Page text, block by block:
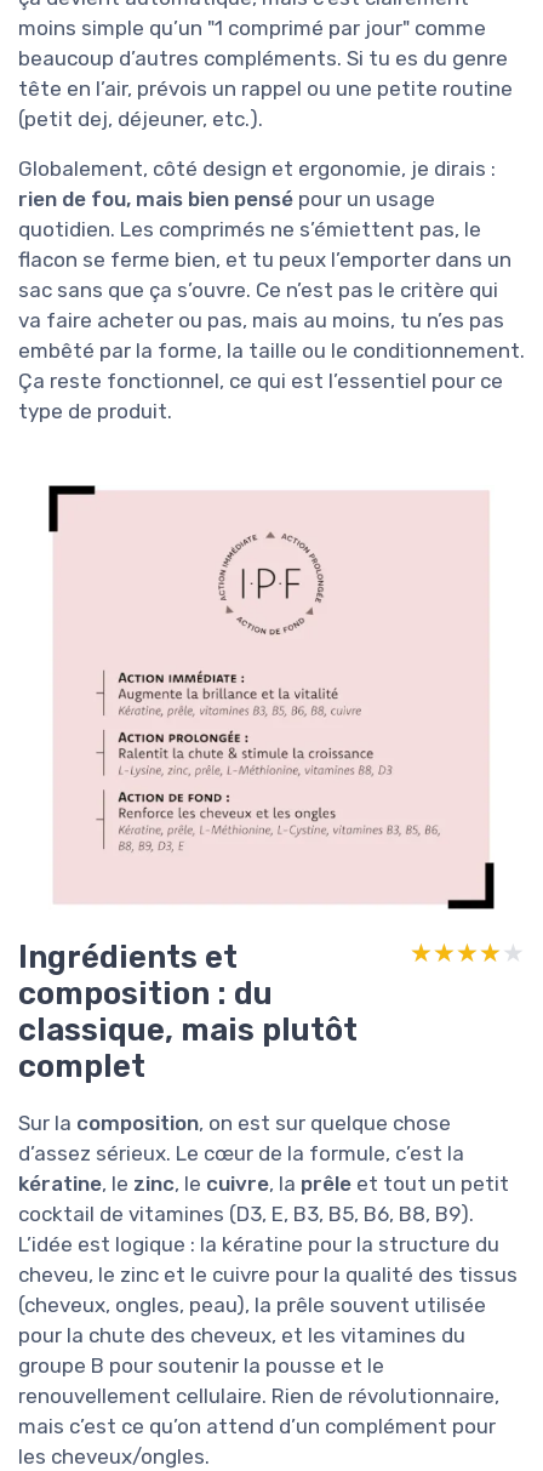
moins simple qu’un "1 comprimé par jour" comme
beaucoup d’autres compléments. Si tu es du genre
tête en l’air, prévois un rappel ou une petite routine
(petit dej, déjeuner, etc.).
Globalement, côté design et ergonomie, je dirais :
rien de fou, mais bien pensé pour un usage
quotidien. Les comprimés ne s’émiettent pas, le
flacon se ferme bien, et tu peux l’emporter dans un
sac sans que ça s’ouvre. Ce n’est pas le critère qui
va faire acheter ou pas, mais au moins, tu n’es pas
embêté par la forme, la taille ou le conditionnement.
Ça reste fonctionnel, ce qui est l’essentiel pour ce
type de produit.
Ingrédients et
composition : du
classique, mais plutôt
complet
★★★★★
★★★★★
Sur la composition, on est sur quelque chose
d’assez sérieux. Le cœur de la formule, c’est la
kératine, le zinc, le cuivre, la prêle et tout un petit
cocktail de vitamines (D3, E, B3, B5, B6, B8, B9).
L’idée est logique : la kératine pour la structure du
cheveu, le zinc et le cuivre pour la qualité des tissus
(cheveux, ongles, peau), la prêle souvent utilisée
pour la chute des cheveux, et les vitamines du
groupe B pour soutenir la pousse et le
renouvellement cellulaire. Rien de révolutionnaire,
mais c’est ce qu’on attend d’un complément pour
les cheveux/ongles.